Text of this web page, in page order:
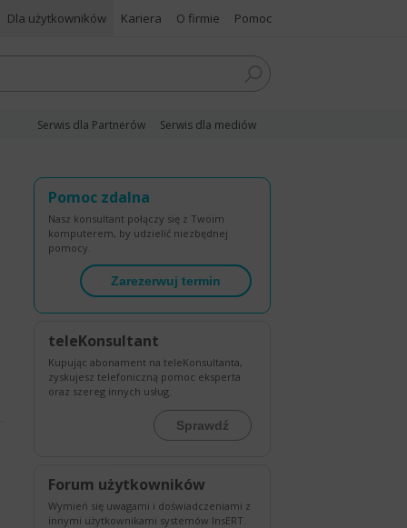
Dla użytkowników Kariera O firmie Pomoc
Serwis dla Partnerów Serwis dla mediów
Pomoc zdalna
Nasz konsultant połączy się z Twoim
komputerem, by udzielić niezbędnej
pomocy.
Zarezerwuj termin
teleKonsultant
Kupując abonament na teleKonsultanta,
zyskujesz telefoniczną pomoc eksperta
oraz szereg innych usług.
Sprawdź
Forum użytkowników
Wymień się uwagami i doświadczeniami z
innymi użytkownikami systemów InsERT.